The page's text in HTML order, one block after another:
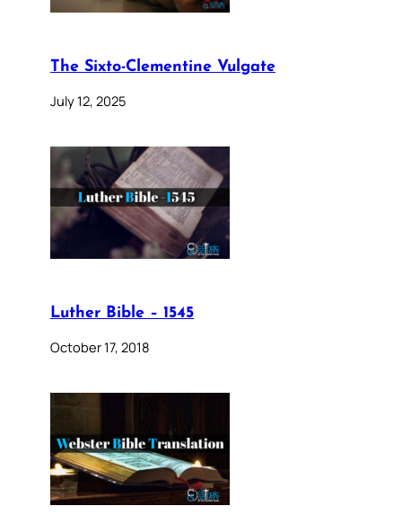
The Sixto-Clementine Vulgate
July 12, 2025
Luther Bible – 1545
October 17, 2018